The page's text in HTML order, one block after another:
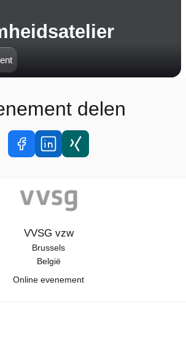
delen
VVSG vzw
Brussels
België
Online evenement